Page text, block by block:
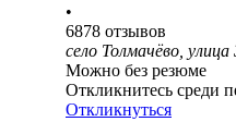
•
6878 отзывов
село Толмачёво,
Можно без резюме
Откликнитесь среди
Откликнуться